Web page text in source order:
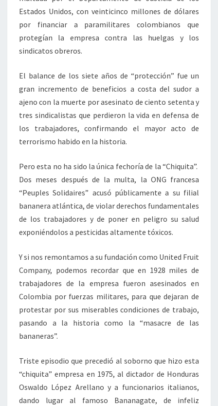
Estados Unidos, con veinticinco millones de dólares
por financiar a paramilitares colombianos que
protegían la empresa contra las huelgas y los
sindicatos obreros.
El balance de los siete años de “protección” fue un
gran incremento de beneficios a costa del sudor a
ajeno con la muerte por asesinato de ciento setenta y
tres sindicalistas que perdieron la vida en defensa de
los trabajadores, confirmando el mayor acto de
terrorismo habido en la historia.
Pero esta no ha sido la única fechoría de la “Chiquita”.
Dos meses después de la multa, la ONG francesa
“Peuples Solidaires” acusó públicamente a su filial
bananera atlántica, de violar derechos fundamentales
de los trabajadores y de poner en peligro su salud
exponiéndolos a pesticidas altamente tóxicos.
Y si nos remontamos a su fundación como United Fruit
Company, podemos recordar que en 1928 miles de
trabajadores de la empresa fueron asesinados en
Colombia por fuerzas militares, para que dejaran de
protestar por sus miserables condiciones de trabajo,
pasando a la historia como la “masacre de las
bananeras”.
Triste episodio que precedió al soborno que hizo esta
“chiquita” empresa en 1975, al dictador de Honduras
Oswaldo López Arellano y a funcionarios italianos,
dando lugar al famoso Bananagate, de infeliz